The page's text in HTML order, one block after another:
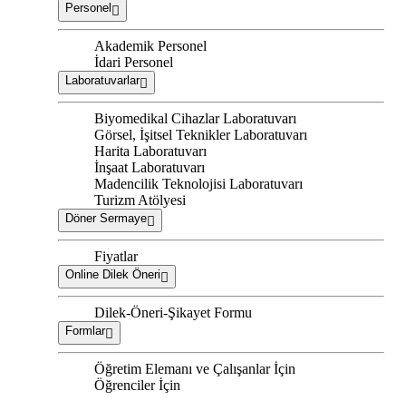
Personel
Akademik Personel
İdari Personel
Laboratuvarlar
Biyomedikal Cihazlar Laboratuvarı
Görsel, İşitsel Teknikler Laboratuvarı
Harita Laboratuvarı
İnşaat Laboratuvarı
Madencilik Teknolojisi Laboratuvarı
Turizm Atölyesi
Döner Sermaye
Fiyatlar
Online Dilek Öneri
Dilek-Öneri-Şikayet Formu
Formlar
Öğretim Elemanı ve Çalışanlar İçin
Öğrenciler İçin